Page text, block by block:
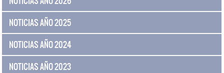
NOTICIAS AÑO 2025
NOTICIAS AÑO 2024
NOTICIAS AÑO 2023